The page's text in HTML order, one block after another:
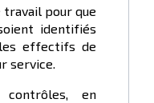
travail pour que
identifiés
effectifs de
service.
en